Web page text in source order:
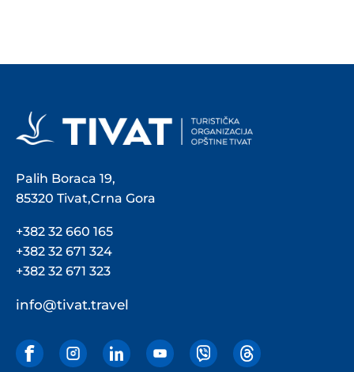
Palih Boraca 19,
85320 Tivat,Crna Gora
+382 32 660 165
+382 32 671 324
+382 32 671 323
info@tivat.travel